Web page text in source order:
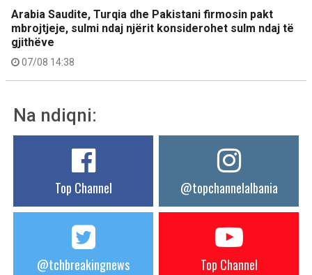
Arabia Saudite, Turqia dhe Pakistani firmosin pakt
mbrojtjeje, sulmi ndaj njërit konsiderohet sulm ndaj të
gjithëve
07/08 14:38
Na ndiqni:
Top Channel @topchannelalbania
@tchbreakingnews Top Channel